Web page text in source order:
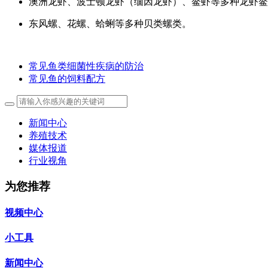
东风螺、花螺、蛤蜊等多种贝类螺类。
常见鱼类细菌性疾病的防治
常见鱼的饲料配方
新闻中心
养殖技术
媒体报道
行业视角
为您推荐
视频中心
小工具
新闻中心